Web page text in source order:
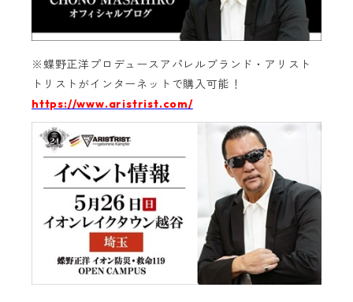
※蝶野正洋プロデュースアパレルブランド・アリスト
トリストがインターネットで購入可能！‬
https://www.aristrist.com/